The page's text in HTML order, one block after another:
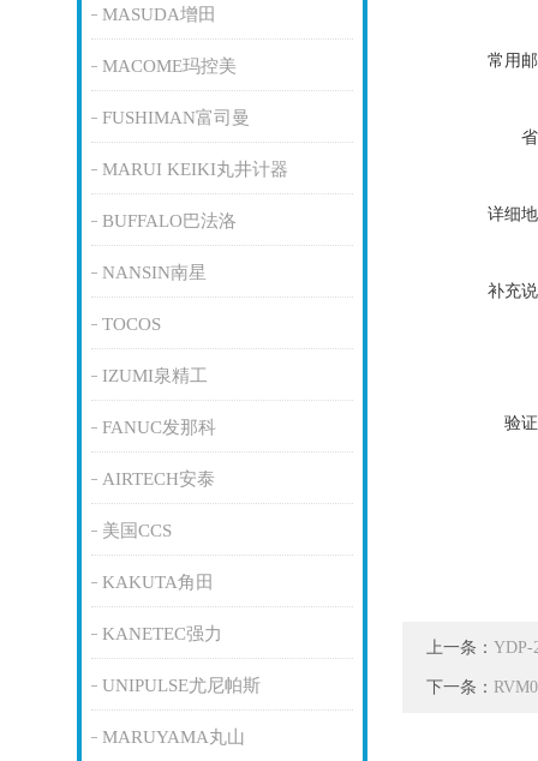
MASUDA增田
MACOME玛控美
FUSHIMAN富司曼
MARUI KEIKI丸井计器
BUFFALO巴法洛
NANSIN南星
TOCOS
IZUMI泉精工
FANUC发那科
AIRTECH安泰
美国CCS
KAKUTA角田
KANETEC强力
UNIPULSE尤尼帕斯
MARUYAMA丸山
常用
详细
补充
验
上一条： YDP-
下一条：